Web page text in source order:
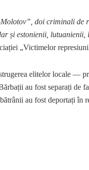
doi criminali
și estonienii,
„Victimelor
elitelor locale —
au fost separați
au fost deportați în